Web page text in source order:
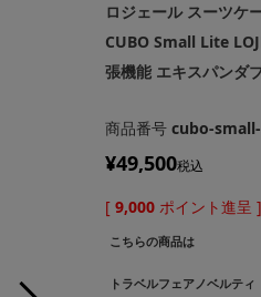
ロジェール スーツケ
CUBO Small Lite
張機能 エキスパンダ
商品番号 cubo-
¥49,500税込
[ 9,000 ポイント進呈 ]
こちらの商品は
トラベルフェアノベルティ